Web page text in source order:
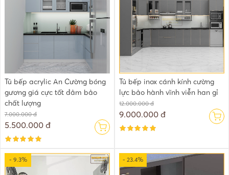
Tủ bếp acrylic An Cường bóng
gương giá cực tốt đảm bảo
chất lượng
7.000.000 đ
5.500.000 đ
Tủ bếp inox cánh kính cường
lực bảo hành vĩnh viễn han gỉ
12.000.000 đ
9.000.000 đ
- 9.3% - 23.4%